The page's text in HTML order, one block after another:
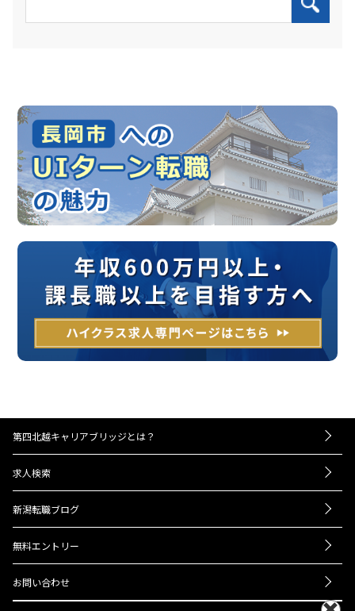
第四北越キャリアブリッジとは？
－UIターンをお考えの方へ
求人検索
Q＆A
新潟転職ブログ
プライバシーポリシー
無料エントリー
お問い合わせ